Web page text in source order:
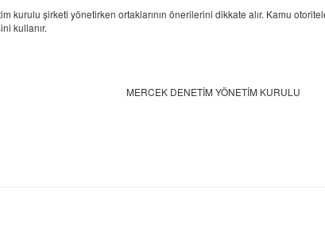
kurulu şirketi yönetirken ortaklarının önerilerini dikkate alır. Kamu
DENETİM YÖNETİM KURULU